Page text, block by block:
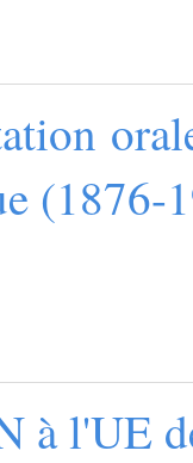
(1876-
à l'UE